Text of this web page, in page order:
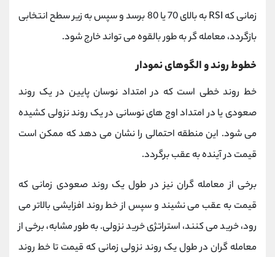
زمانی که RSI به بالای 70 یا 80 برسد و سپس به زیر سطح انتخابی
بازگردد، معامله گر به طور بالقوه می تواند خارج شود.
خطوط روند و الگوهای نمودار
خط روند خطی است که در امتداد نوسان پایین در یک روند
صعودی یا در امتداد اوج های نوسانی در یک روند نزولی کشیده
می شود. این منطقه احتمالی را نشان می دهد که ممکن است
قیمت در آینده به عقب برگردد.
برخی از معامله گران نیز در طول یک روند صعودی زمانی که
قیمت به عقب می نشیند و سپس از خط روند افزایشی بالاتر می
رود، خرید می کنند، استراتژی خرید نزولی. به طور مشابه، برخی از
معامله گران در طول یک روند نزولی زمانی که قیمت تا خط روند